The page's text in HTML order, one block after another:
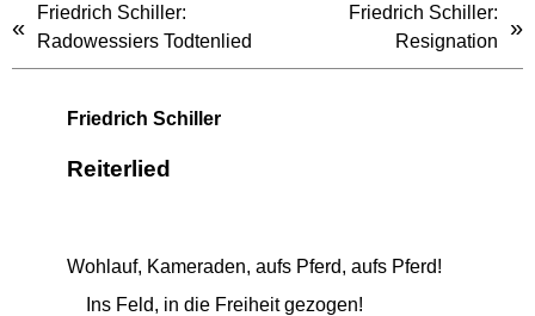
«
Friedrich Schiller:
Radowessiers Todtenlied
Friedrich Schiller:
Resignation
»
Friedrich Schiller
Reiterlied
Wohlauf, Kameraden, aufs Pferd, aufs Pferd!
Ins Feld, in die Freiheit gezogen!